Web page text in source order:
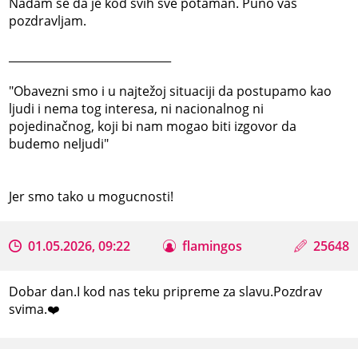
pozdravljam.
"Obavezni smo i u najtežoj situaciji da postupamo kao
ljudi i nema tog interesa, ni nacionalnog ni
pojedinačnog, koji bi nam mogao biti izgovor da
budemo neljudi"
Jer smo tako u mogucnosti!
01.05.2026, 09:22 flamingos 25648
Dobar dan.I kod nas teku pripreme za slavu.Pozdrav
svima.❤️